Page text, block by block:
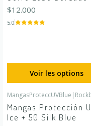
$12.000
5.0
Voir les options
MangasProteccUVBlue |
Mangas Protección
Ice + 50 Silk Blue